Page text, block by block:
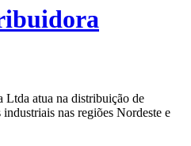
atua na distribuição de
nas regiões Nordeste e